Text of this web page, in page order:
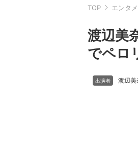
TOP エンタ
渡辺美
でペロ
渡辺美